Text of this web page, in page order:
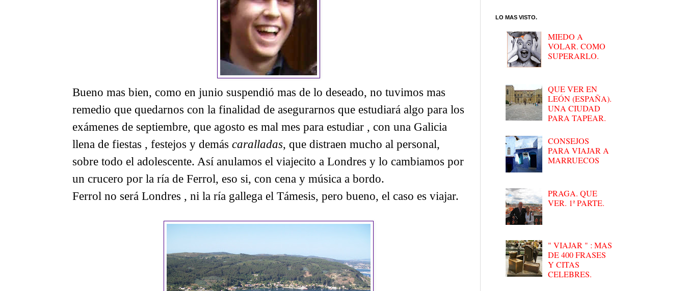
Bueno mas bien, como en junio suspendió mas de lo deseado, no tuvimos mas
remedio que quedarnos con la finalidad de asegurarnos que estudiará algo para los
exámenes de septiembre, que agosto es mal mes para estudiar , con una Galicia
llena de fiestas , festejos y demás caralladas, que distraen mucho al personal,
sobre todo el adolescente. Así anulamos el viajecito a Londres y lo cambiamos por
un crucero por la ría de Ferrol, eso si, con cena y música a bordo.
Ferrol no será Londres , ni la ría gallega el Támesis, pero bueno, el caso es viajar.
LO MAS VISTO.
MIEDO A
VOLAR. COMO
SUPERARLO.
QUE VER EN
LEÓN (ESPAÑA).
UNA CIUDAD
PARA TAPEAR.
CONSEJOS
PARA VIAJAR A
MARRUECOS
PRAGA. QUE
VER. 1ª PARTE.
" VIAJAR " : MAS
DE 400 FRASES
Y CITAS
CELEBRES.